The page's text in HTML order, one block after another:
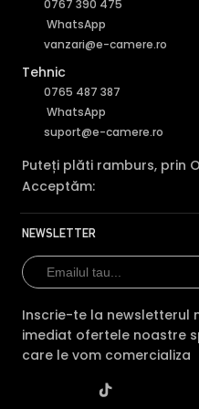
0767 390 475
WhatsApp
vanzari@e-camere.ro
Tehnic
0765 487 387
WhatsApp
suport@e-camere.ro
Puteți plăti ramburs, prin
Acceptăm:
NEWSLETTER
Inscrie-te la newsletterul
imediat ofertele noastre
care le vom comercializa